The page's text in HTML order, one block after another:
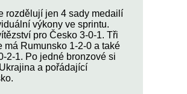
rozdělují jen 4 sady medailí
výkony ve sprintu.
pro Česko 3-0-1. Tři
má Rumunsko 1-2-0 a také
2-1. Po jedné bronzové si
a pořádající